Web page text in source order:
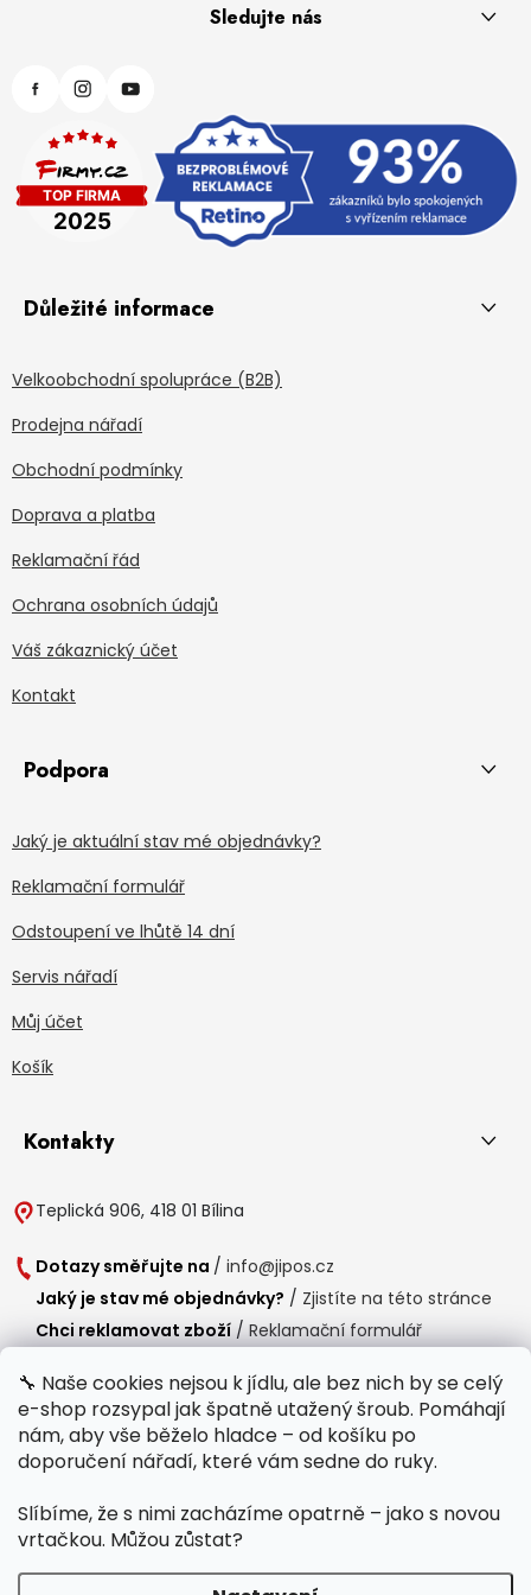
🔧 Naše cookies nejsou k jídlu, ale bez nich by se celý
e-shop rozsypal jak špatně utažený šroub. Pomáhají
nám, aby vše běželo hladce – od košíku po
doporučení nářadí, které vám sedne do ruky.
Slíbíme, že s nimi zacházíme opatrně – jako s novou
vrtačkou. Můžou zůstat?
Sledujte nás
Důležité informace
Velkoobchodní spolupráce (B2B)
Prodejna nářadí
Obchodní podmínky
Doprava a platba
Reklamační řád
Ochrana osobních údajů
Váš zákaznický účet
Kontakt
Podpora
Jaký je aktuální stav mé objednávky?
Reklamační formulář
Odstoupení ve lhůtě 14 dní
Servis nářadí
Můj účet
Košík
Kontakty
Teplická 906, 418 01 Bílina
Dotazy směřujte na / info@jipos.cz
Jaký je stav mé objednávky? / Zjistíte na této stránce
Chci reklamovat zboží / Reklamační formulář
Provozní doba
Po-Čt / 8:00 - 15:00
Polední přestávka /11:00 - 11:30